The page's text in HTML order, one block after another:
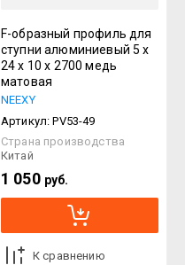
F-образный профиль для
ступни алюминиевый 5 х
24 х 10 х 2700 медь
матовая
NEEXY
Артикул: PV53-49
Страна производства
Китай
1 050 руб.
К сравнению